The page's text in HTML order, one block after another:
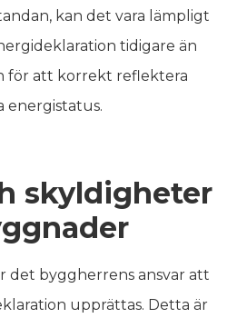
kan det vara lämpligt
tidigare än
för att korrekt reflektera
energistatus.
skyldigheter
det byggherrens ansvar att
upprättas. Detta är